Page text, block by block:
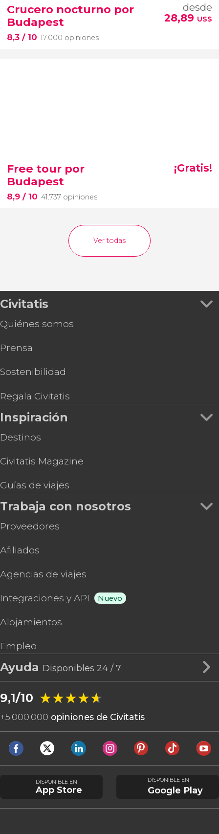
Crucero nocturno por
Budapest
8,3 / 10 17.000 opiniones
desde
28,89 US$
Free tour por
Budapest
8,9 / 10 41.737 opiniones
¡Gratis!
Ver todas
Civitatis
Quiénes somos
Prensa
Sostenibilidad
Regala Civitatis
Inspiración
Destinos
Civitatis Magazine
Guías de viajes
Trabaja con nosotros
Proveedores
Afiliados
Agencias de viajes
Integraciones y API Nuevo
Alojamientos
Empleo
Ayuda Disponibles 24 / 7
9,1/10 ★★★★★
★★★★★
+5.000.000 opiniones de Civitatis
DISPONIBLE EN
App Store
DISPONIBLE EN
Google Play